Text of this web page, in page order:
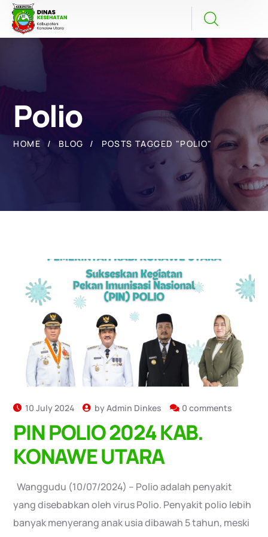
Polio
HOME BLOG POSTS TAGGED "POLIO"
10 July 2024 byAdmin Dinkes 0 comments
PIN POLIO 2024 KAB.
KONAWE UTARA
Wanggudu (10/07/2024) – Polio adalah penyakit
yang disebabkan oleh virus Polio. Penyakit polio lebih
banyak menyerang anak usia dibawah 5 tahun, meski